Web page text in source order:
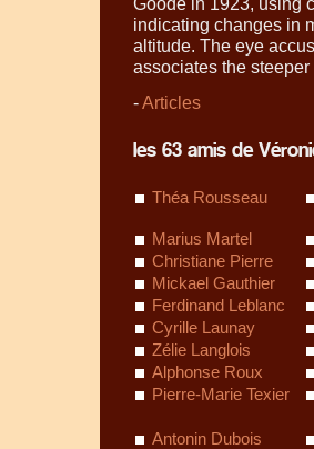
indicating changes in
altitude. The eye
associates the steeper
-Articles
les 63 amis de
Théa Rousseau
Marius Martel
Christiane Pierre
Mickael Gauthier
Ferdinand Leblanc
Cyrille Launay
Zélie Langlois
Alphonse Roux
Pierre-Marie Texier
Antonin Dubois